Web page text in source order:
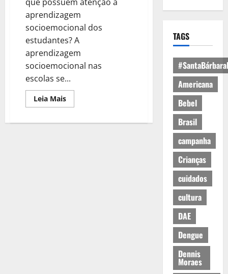
aprendizagem
socioemocional dos
estudantes? A
aprendizagem
socioemocional nas
escolas se...
Leia Mais
TAGS
Americana
Bebel
Brasil
campanha
Crianças
cuidados
cultura
DAE
Dengue
Dennis
Moraes